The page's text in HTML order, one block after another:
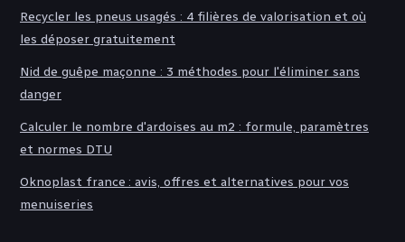
Recycler les pneus usagés : 4 filières de valorisation et où
les déposer gratuitement
Nid de guêpe maçonne : 3 méthodes pour l'éliminer sans
danger
Calculer le nombre d'ardoises au m2 : formule, paramètres
et normes DTU
Oknoplast france : avis, offres et alternatives pour vos
menuiseries